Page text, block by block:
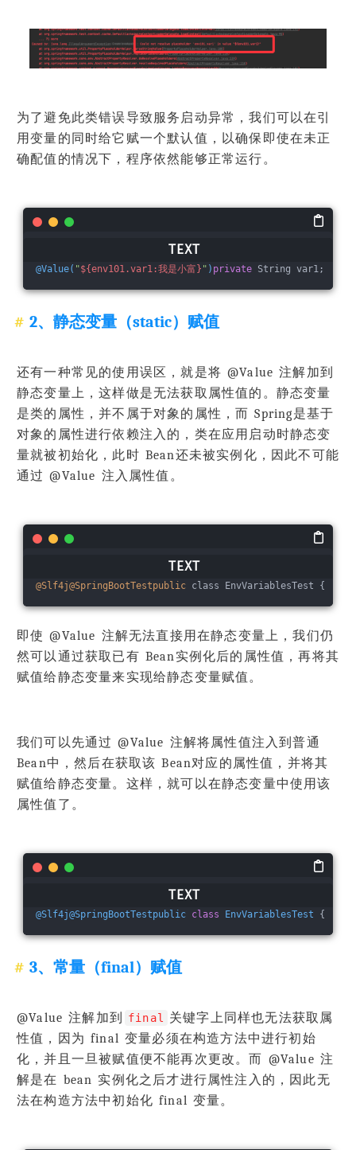
为了避免此类错误导致服务启动异常，我们可以在引
用变量的同时给它赋一个默认值，以确保即使在未正
确配值的情况下，程序依然能够正常运行。
@Value( "${env101.var1:我是小富} " ) private String var1;
2、静态变量（static）赋值
还有一种常见的使用误区，就是将 @Value 注解加到
静态变量上，这样做是无法获取属性值的。静态变量
是类的属性，并不属于对象的属性，而 Spring是基于
对象的属性进行依赖注入的，类在应用启动时静态变
量就被初始化，此时 Bean还未被实例化，因此不可能
通过 @Value 注入属性值。
@Slf4j@SpringBootTestpublic class EnvVariablesTest {
即使 @Value 注解无法直接用在静态变量上，我们仍
然可以通过获取已有 Bean实例化后的属性值，再将其
赋值给静态变量来实现给静态变量赋值。
我们可以先通过 @Value 注解将属性值注入到普通
Bean中，然后在获取该 Bean对应的属性值，并将其
赋值给静态变量。这样，就可以在静态变量中使用该
属性值了。
@Slf4j@SpringBootTestpublic class EnvVariablesTest {
3、常量（final）赋值
@Value 注解加到 final 关键字上同样也无法获取属
性值，因为 final 变量必须在构造方法中进行初始
化，并且一旦被赋值便不能再次更改。而 @Value 注
解是在 bean 实例化之后才进行属性注入的，因此无
法在构造方法中初始化 final 变量。